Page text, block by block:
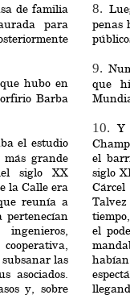
de familia
para
hubo en
Barba
el estudio
grande
siglo XX
la Calle era
reunía a
pertenecían
ingenieros,
las
asociados.
y, sobre
8.
penas
9.
que
10. Y
el
siglo
Talvez
el